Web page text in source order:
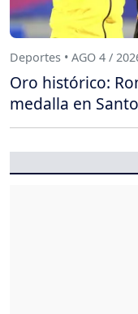
Deportes • AGO 4 /
Oro histórico:
medalla en